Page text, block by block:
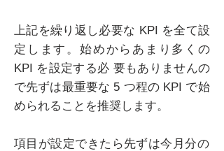
上記を繰り返し必要な KPI を全て設
定します。始めからあまり多くの
KPI を設定する必 要もありませんの
で先ずは最重要な 5 つ程の KPI で始
められることを推奨します。
項目が設定できたら先ずは今月分の